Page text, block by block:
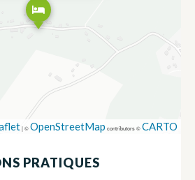
|©OpenStreetMap contributors ©CARTO
PRATIQUES